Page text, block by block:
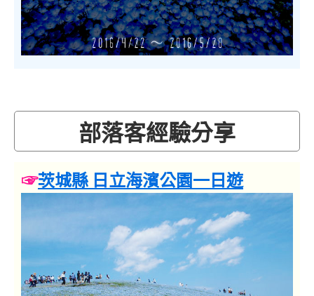
部落客經驗分享
☞茨城縣 日立海濱公園一日遊